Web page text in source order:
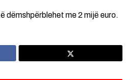
dëmshpërblehet me 2 mijë euro.